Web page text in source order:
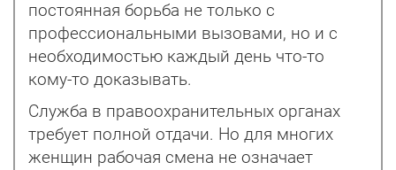
постоянная борьба не только с
профессиональными вызовами, но и с
необходимостью каждый день что-то
кому-то доказывать.
Служба в правоохранительных органах
требует полной отдачи. Но для многих
женщин рабочая смена не означает